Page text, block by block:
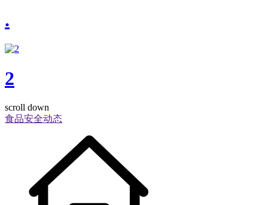
.
2
scroll down
食品安全动态